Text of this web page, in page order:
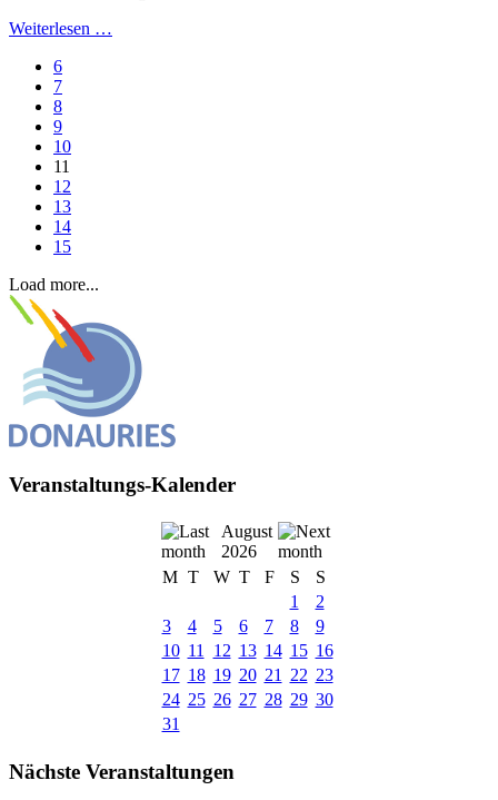
Weiterlesen …
6
7
8
9
10
11
12
13
14
15
Load more...
Veranstaltungs-Kalender
August
2026
M T W T F S
S
1
2
3
4 5 6 7 8
9
10 11 12 13 14 15 16
17 18 19 20 21 22 23
24 25 26 27 28 29 30
31
Nächste Veranstaltungen